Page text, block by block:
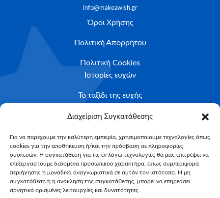
Διαχείριση Συγκατάθεσης
Για να παρέχουμε την καλύτερη εμπειρία, χρησιμοποιούμε τεχνολογίες όπως
cookies για την αποθήκευση ή/και την πρόσβαση σε πληροφορίες
συσκευών. Η συγκατάθεση για τις εν λόγω τεχνολογίες θα μας επιτρέψει να
επεξεργαστούμε δεδομένα προσωπικού χαρακτήρα, όπως συμπεριφορά
περιήγησης ή μοναδικά αναγνωριστικά σε αυτόν τον ιστότοπο. Η μη
συγκατάθεση ή η ανάκληση της συγκατάθεσης, μπορεί να επηρεάσει
αρνητικά ορισμένες λειτουργίες και δυνατότητες.
info@makeawish.gr
Όροι Χρήσης
Πολιτική Απορρήτου
Πολιτική Cookies
Ιστορίες ευχών
Το ταξίδι της ευχής
Κριτήρια Καταλληλότητας
Υποβολή Αιτήματος
NEWSLETTER
Email*